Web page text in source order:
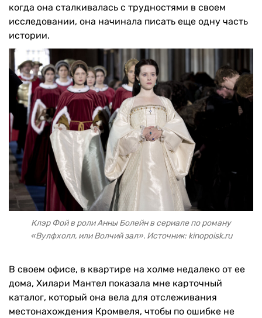
когда она сталкивалась с трудностями в своем
исследовании, она начинала писать еще одну часть
истории.
Клэр Фой в роли Анны Болейн в сериале по роману
«Вулфхолл, или Волчий зал». Источник: kinopoisk.ru
В своем офисе, в квартире на холме недалеко от ее
дома, Хилари Мантел показала мне карточный
каталог, который она вела для отслеживания
местонахождения Кромвеля, чтобы по ошибке не